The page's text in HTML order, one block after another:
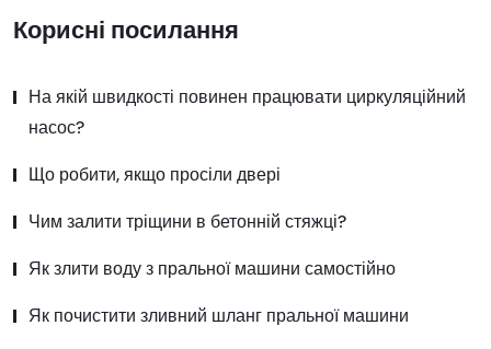
Корисні посилання
На якій швидкості повинен працювати циркуляційний
насос?
Що робити, якщо просіли двері
Чим залити тріщини в бетонній стяжці?
Як злити воду з пральної машини самостійно
Як почистити зливний шланг пральної машини